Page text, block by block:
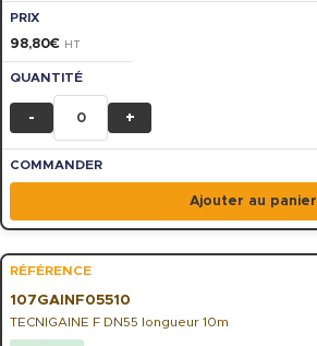
98,80€ HT
- +
Ajouter au panier
107GAINF05510
TECNIGAINE F DN55 longueur 10m